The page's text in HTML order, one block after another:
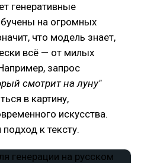
генеративные
на огромных
что модель знает,
всё — от милых
запрос
смотрит на луну"
в картину,
искусства.
к тексту.